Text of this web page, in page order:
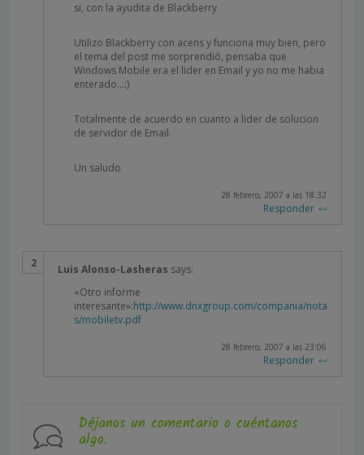
28 febrero, 2007 a las 18:32
si, con la ayudita de Blackberry
Utilizo Blackberry con acens y funciona muy bien, pero
el tema del post me sorprendió, pensaba que
Windows Mobile era el lider en Email y yo no me habia
enterado…:)
Totalmente de acuerdo en cuanto a lider de solucion
de servidor de Email.
Un saludo
Responder
Luis Alonso-Lasheras says:
28 febrero, 2007 a las 23:06
«Otro informe
interesante»:http://www.dnxgroup.com/compania/nota
s/mobiletv.pdf
Responder
Déjanos un comentario o cuéntanos
algo.